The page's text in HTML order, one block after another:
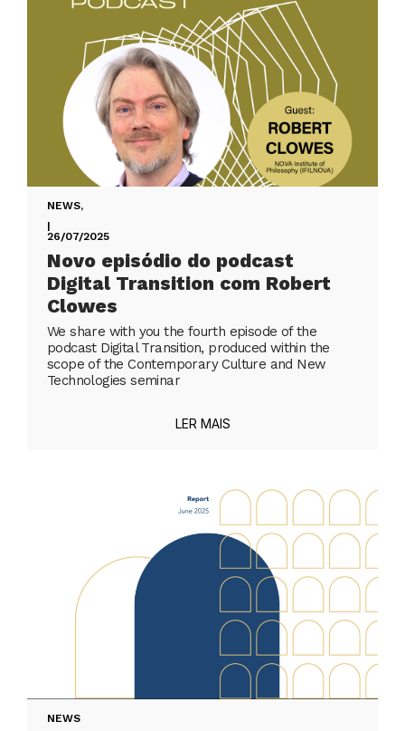
NEWS,
|
26/07/2025
Novo episódio do podcast
Digital Transition com Robert
Clowes
We share with you the fourth episode of the
podcast Digital Transition, produced within the
scope of the Contemporary Culture and New
Technologies seminar
LER MAIS
NEWS